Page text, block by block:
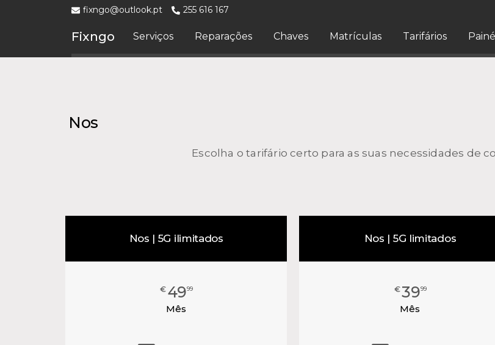
fixngo@outlook.pt 255 616 167
Fixngo Serviços Reparações Chaves Matrículas Tarifários
Nos
Escolha o tarifário certo para as suas necessidades de
Nos | 5G ilimitados
€ 4999
Mês
Nos | 5G limitados
€ 3999
Mês